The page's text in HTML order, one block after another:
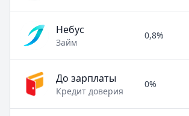
Небус
Займ
0,8%
До зарплаты
Кредит доверия
0%